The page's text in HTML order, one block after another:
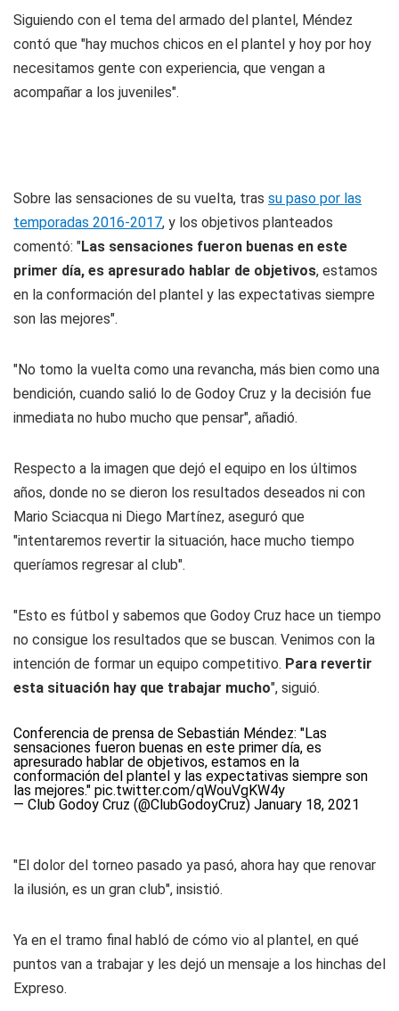
Siguiendo con el tema del armado del plantel, Méndez
contó que "hay muchos chicos en el plantel y hoy por hoy
necesitamos gente con experiencia, que vengan a
acompañar a los juveniles".
Sobre las sensaciones de su vuelta, tras su paso por las
temporadas 2016-2017, y los objetivos planteados
comentó: "Las sensaciones fueron buenas en este
primer día, es apresurado hablar de objetivos, estamos
en la conformación del plantel y las expectativas siempre
son las mejores".
"No tomo la vuelta como una revancha, más bien como una
bendición, cuando salió lo de Godoy Cruz y la decisión fue
inmediata no hubo mucho que pensar", añadió.
Respecto a la imagen que dejó el equipo en los últimos
años, donde no se dieron los resultados deseados ni con
Mario Sciacqua ni Diego Martínez, aseguró que
"intentaremos revertir la situación, hace mucho tiempo
queríamos regresar al club".
"Esto es fútbol y sabemos que Godoy Cruz hace un tiempo
no consigue los resultados que se buscan. Venimos con la
intención de formar un equipo competitivo. Para revertir
esta situación hay que trabajar mucho", siguió.
Conferencia de prensa de Sebastián Méndez: "Las
sensaciones fueron buenas en este primer día, es
apresurado hablar de objetivos, estamos en la
conformación del plantel y las expectativas siempre son
las mejores." pic.twitter.com/qWouVgKW4y
— Club Godoy Cruz (@ClubGodoyCruz) January 18, 2021
"El dolor del torneo pasado ya pasó, ahora hay que renovar
la ilusión, es un gran club", insistió.
Ya en el tramo final habló de cómo vio al plantel, en qué
puntos van a trabajar y les dejó un mensaje a los hinchas del
Expreso.